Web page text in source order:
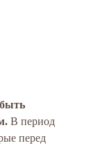
В период
перед